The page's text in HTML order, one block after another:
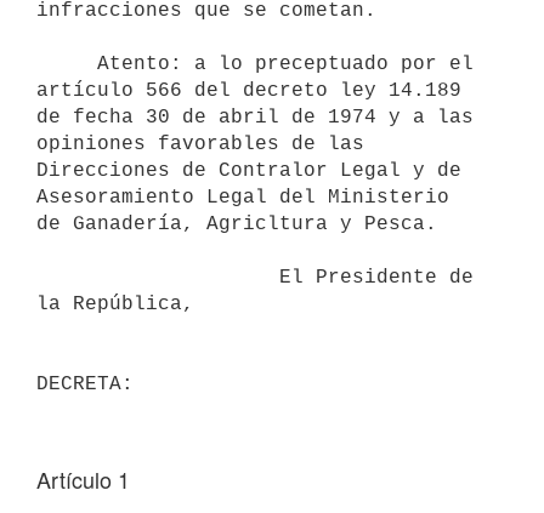
infracciones que se cometan.
artículo 566 del decreto ley 14.189
de fecha 30 de abril de 1974 y a las
opiniones favorables de las
Direcciones de Contralor Legal y de
Asesoramiento Legal del Ministerio
de Ganadería, Agricltura y Pesca.
la República,
Artículo 1